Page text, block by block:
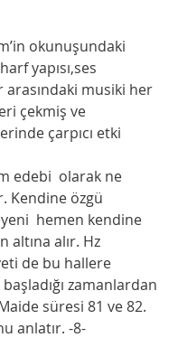
yapısı,ses
musiki her
çekmiş ve
çarpıcı etki
Kendine özgü
hemen kendine
altına alır. Hz
de bu hallere
zamanlardan
süresi 81 ve 82.
anlatır. -8-